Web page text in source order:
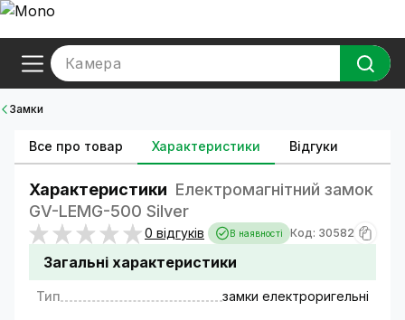
Камера
Замки
Все про товар Характеристики Відгуки
Характеристики Електромагнітний замок
GV-LEMG-500 Silver
0 відгуків В наявності Код: 30582
Загальні характеристики
Тип замки електроригельні